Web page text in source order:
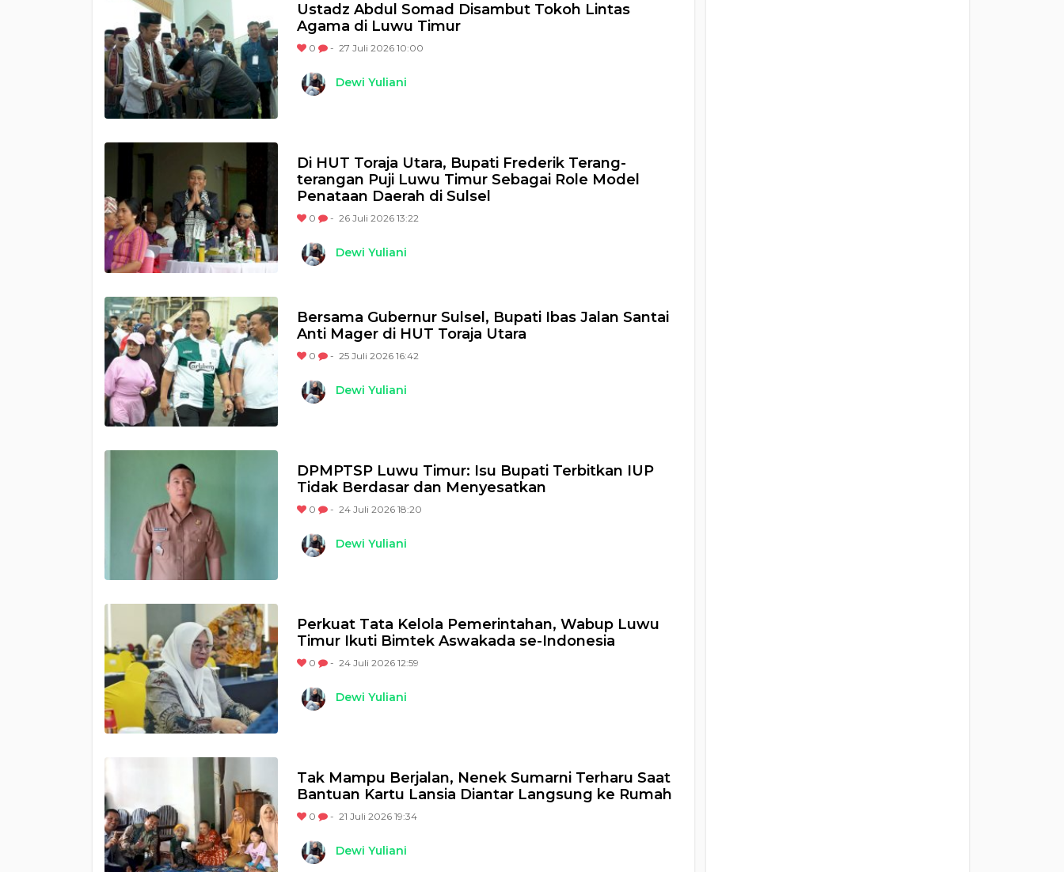
Ustadz Abdul Somad Disambut Tokoh Lintas
Agama di Luwu Timur
0 - 27 Juli 2026 10:00
Dewi Yuliani
Di HUT Toraja Utara, Bupati Frederik Terang-
terangan Puji Luwu Timur Sebagai Role Model
Penataan Daerah di Sulsel
0 - 26 Juli 2026 13:22
Dewi Yuliani
Bersama Gubernur Sulsel, Bupati Ibas Jalan Santai
Anti Mager di HUT Toraja Utara
0 - 25 Juli 2026 16:42
Dewi Yuliani
DPMPTSP Luwu Timur: Isu Bupati Terbitkan IUP
Tidak Berdasar dan Menyesatkan
0 - 24 Juli 2026 18:20
Dewi Yuliani
Perkuat Tata Kelola Pemerintahan, Wabup Luwu
Timur Ikuti Bimtek Aswakada se-Indonesia
0 - 24 Juli 2026 12:59
Dewi Yuliani
Tak Mampu Berjalan, Nenek Sumarni Terharu Saat
Bantuan Kartu Lansia Diantar Langsung ke Rumah
0 - 21 Juli 2026 19:34
Dewi Yuliani